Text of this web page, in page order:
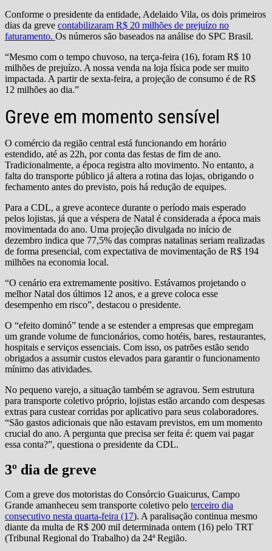
Conforme o presidente da entidade, Adelaido Vila, os dois primeiros
dias da greve contabilizaram R$ 20 milhões de prejuízo no
faturamento. Os números são baseados na análise do SPC Brasil.
“Mesmo com o tempo chuvoso, na terça-feira (16), foram R$ 10
milhões de prejuízo. A nossa venda na loja física pode ser muito
impactada. A partir de sexta-feira, a projeção de consumo é de R$
12 milhões ao dia.”
Greve em momento sensível
O comércio da região central está funcionando em horário
estendido, até as 22h, por conta das festas de fim de ano.
Tradicionalmente, a época registra alto movimento. No entanto, a
falta do transporte público já altera a rotina das lojas, obrigando o
fechamento antes do previsto, pois há redução de equipes.
Para a CDL, a greve acontece durante o período mais esperado
pelos lojistas, já que a véspera de Natal é considerada a época mais
movimentada do ano. Uma projeção divulgada no início de
dezembro indica que 77,5% das compras natalinas seriam realizadas
de forma presencial, com expectativa de movimentação de R$ 194
milhões na economia local.
“O cenário era extremamente positivo. Estávamos projetando o
melhor Natal dos últimos 12 anos, e a greve coloca esse
desempenho em risco”, destacou o presidente.
O “efeito dominó” tende a se estender a empresas que empregam
um grande volume de funcionários, como hotéis, bares, restaurantes,
hospitais e serviços essenciais. Com isso, os patrões estão sendo
obrigados a assumir custos elevados para garantir o funcionamento
mínimo das atividades.
No pequeno varejo, a situação também se agravou. Sem estrutura
para transporte coletivo próprio, lojistas estão arcando com despesas
extras para custear corridas por aplicativo para seus colaboradores.
“São gastos adicionais que não estavam previstos, em um momento
crucial do ano. A pergunta que precisa ser feita é: quem vai pagar
essa conta?”, questiona o presidente da CDL.
3º dia de greve
Com a greve dos motoristas do Consórcio Guaicurus, Campo
Grande amanheceu sem transporte coletivo pelo terceiro dia
consecutivo nesta quarta-feira (17). A paralisação continua mesmo
diante da multa de R$ 200 mil determinada ontem (16) pelo TRT
(Tribunal Regional do Trabalho) da 24ª Região.